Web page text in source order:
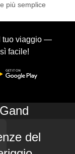
più semplice
tuo viaggio —
facile!
del